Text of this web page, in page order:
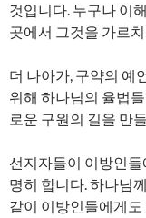
것입니다. 누구나 이
곳에서 그것을 가르
더 나아가, 구약의 예
위해 하나님의 율법
로운 구원의 길을 만
선지자들이 이방인들
명히 합니다. 하나님
같이 이방인들에게